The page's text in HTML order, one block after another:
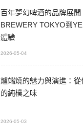
百年夢幻啤酒的品牌展
BREWERY TOKYO到
體驗
2026-05-04
爐端燒的魅力與演進：
的純樸之味
2026-05-03